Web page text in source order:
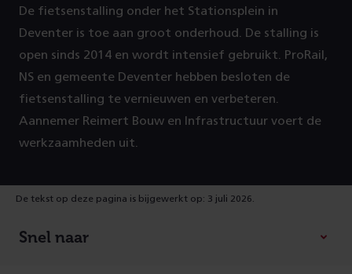
De fietsenstalling onder het Stationsplein in
Deventer is toe aan groot onderhoud. De stalling is
open sinds 2014 en wordt intensief gebruikt. ProRail,
NS en gemeente Deventer hebben besloten de
fietsenstalling te vernieuwen en verbeteren.
Aannemer Reimert Bouw en Infrastructuur voert de
werkzaamheden uit.
De tekst op deze pagina is bijgewerkt op: 3 juli 2026.
Snel naar